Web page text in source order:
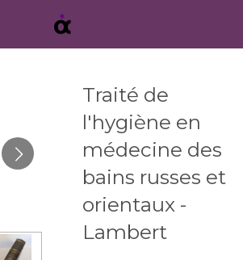
Traité de
l'hygiène en
médecine des
bains russes et
orientaux -
Lambert